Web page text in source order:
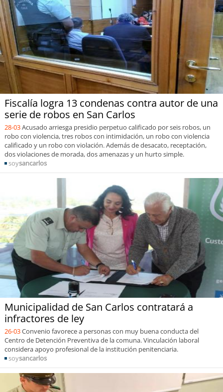
Fiscalía logra 13 condenas contra autor de una
serie de robos en San Carlos
28-03Acusado arriesga presidio perpetuo calificado por seis robos, un
robo con violencia, tres robos con intimidación, un robo con violencia
calificado y un robo con violación. Además de desacato, receptación,
dos violaciones de morada, dos amenazas y un hurto simple.
soysancarlos
Municipalidad de San Carlos contratará a
infractores de ley
26-03Convenio favorece a personas con muy buena conducta del
Centro de Detención Preventiva de la comuna. Vinculación laboral
considera apoyo profesional de la institución penitenciaria.
soysancarlos